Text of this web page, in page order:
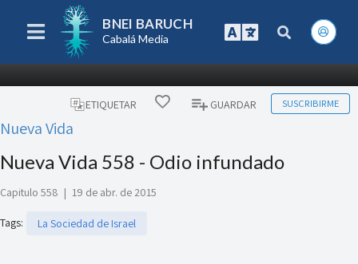
BNEI BARUCH
Cabalá Media
ETIQUETAR GUARDAR SUSCRIBIRME
Nueva Vida
Nueva Vida 558 - Odio infundado
Capitulo 558 | 19 de abr. de 2015
Tags: La Sociedad de Israel